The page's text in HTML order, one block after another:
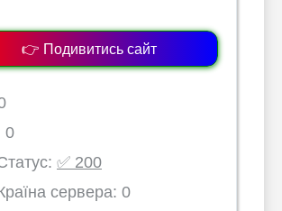
👉 Подивитись сайт
0
✅ 200
сервера: 0